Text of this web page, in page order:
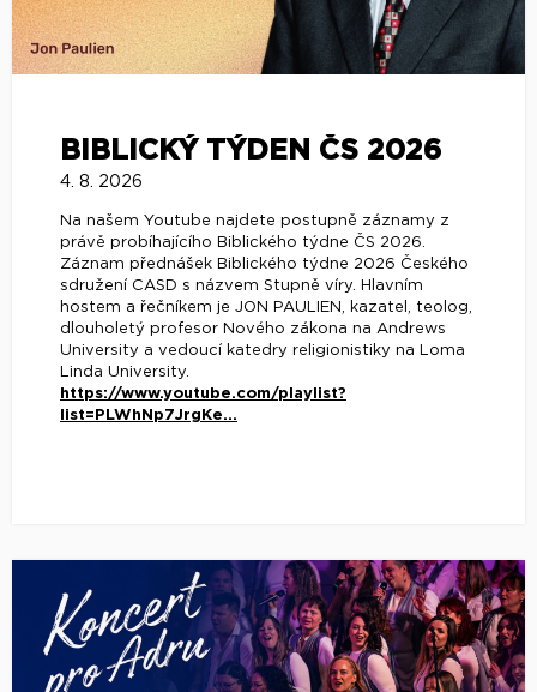
BIBLICKÝ TÝDEN ČS 2026
4. 8. 2026
Na našem Youtube najdete postupně záznamy z
právě probíhajícího Biblického týdne ČS 2026.
Záznam přednášek Biblického týdne 2026 Českého
sdružení CASD s názvem Stupně víry. Hlavním
hostem a řečníkem je JON PAULIEN, kazatel, teolog,
dlouholetý profesor Nového zákona na Andrews
University a vedoucí katedry religionistiky na Loma
Linda University.
https://www.youtube.com/playlist?
list=PLWhNp7JrgKe...